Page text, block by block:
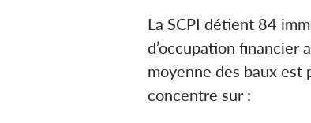
La SCPI détient 84
d’occupation financier
moyenne des baux est
concentre sur :